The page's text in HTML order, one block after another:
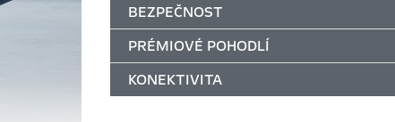
BEZPEČNOST
PRÉMIOVÉ POHODLÍ
KONEKTIVITA